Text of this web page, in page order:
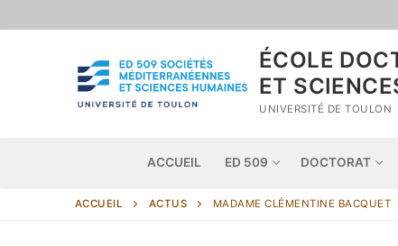
ÉCOLE
ET
UNIVERSITÉ DE TOULON
ACCUEIL ED 509 DOCTORAT
ACCUEIL ACTUS MADAME CLÉMENTINE BACQUET